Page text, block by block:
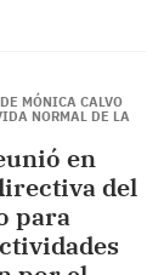
MÓNICA CALVO
NORMAL DE LA
en
del
para